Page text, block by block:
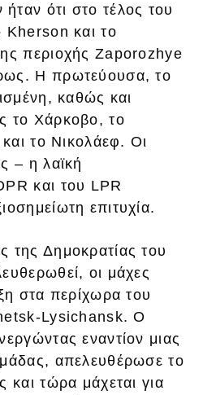
ότι στο τέλος του
και το
περιοχής Zaporozhye
Η πρωτεύουσα, το
καθώς και
το Χάρκοβο, το
το Νικολάεφ. Οι
– η λαϊκή
και του LPR
επιτυχία.
της Δημοκρατίας του
οι μάχες
στα περίχωρα του
Lysichansk. Ο
εναντίον μιας
απελευθέρωσε το
και τώρα μάχεται για